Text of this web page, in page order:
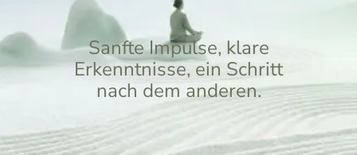
Sanfte Impulse, klare
Erkenntnisse, ein Schritt
nach dem anderen.